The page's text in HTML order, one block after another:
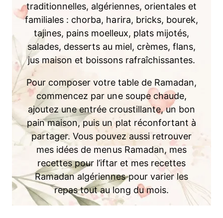
traditionnelles, algériennes, orientales et
familiales : chorba, harira, bricks, bourek,
tajines, pains moelleux, plats mijotés,
salades, desserts au miel, crèmes, flans,
jus maison et boissons rafraîchissantes.
Pour composer votre table de Ramadan,
commencez par une soupe chaude,
ajoutez une entrée croustillante, un bon
pain maison, puis un plat réconfortant à
partager. Vous pouvez aussi retrouver
mes idées de menus Ramadan, mes
recettes pour l’iftar et mes recettes
Ramadan algériennes pour varier les
repas tout au long du mois.